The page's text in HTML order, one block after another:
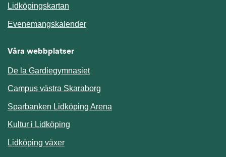
Lidköpingskartan
EvenemangskalenderLänk till annan webbplats.
Våra webbplatser
De la Gardiegymnasiet
Campus västra Skaraborg
Sparbanken Lidköping Arena
Kultur i Lidköping
Lidköping växer